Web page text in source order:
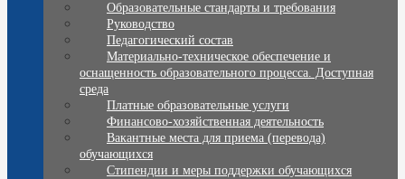
Образовательные стандарты и требования
Руководство
Педагогический состав
Материально-техническое обеспечение и
оснащенность образовательного процесса. Доступная
среда
Платные образовательные услуги
Финансово-хозяйственная деятельность
Вакантные места для приема (перевода)
обучающихся
Стипендии и меры поддержки обучающихся